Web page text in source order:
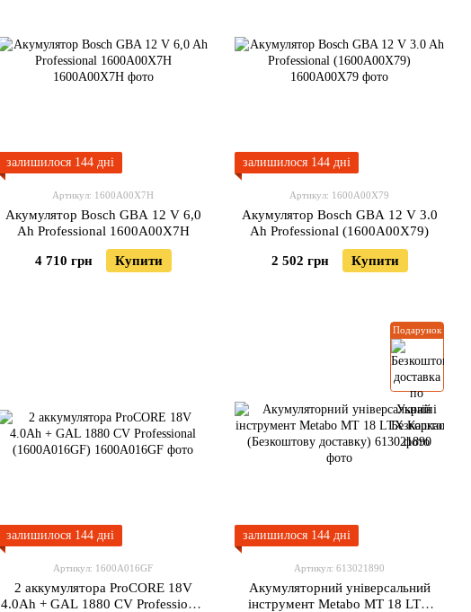
залишилося 144 дні
Артикул: 1600A00X7H
Акумулятор Bosch GBA 12 V 6,0
Ah Professional 1600A00X7H
4 710 грн Купити
залишилося 144 дні
Артикул: 1600A00X79
Акумулятор Bosch GBA 12 V 3.0
Ah Professional (1600A00X79)
2 502 грн Купити
залишилося 144 дні
Артикул: 1600A016GF
2 аккумулятора ProCORE 18V
4.0Ah + GAL 1880 CV Professional
Подарунок
залишилося 144 дні
Артикул: 613021890
Акумуляторний універсальний
інструмент Metabo MT 18 LTX